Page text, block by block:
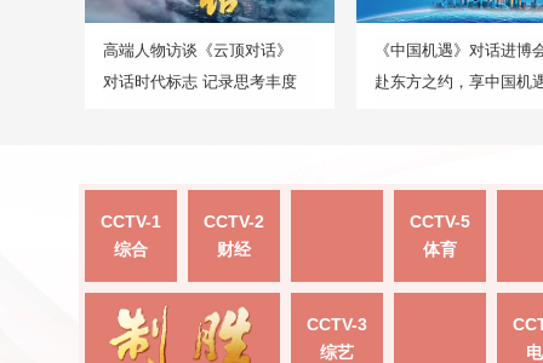
高端人物访谈《云顶对话》
对话时代标志 记录思考丰度
《中国机遇》对话进博
赴东方之约，享中国机
CCTV-1
综合
CCTV-2
财经
CCTV-5
体育
CCTV-3
综艺